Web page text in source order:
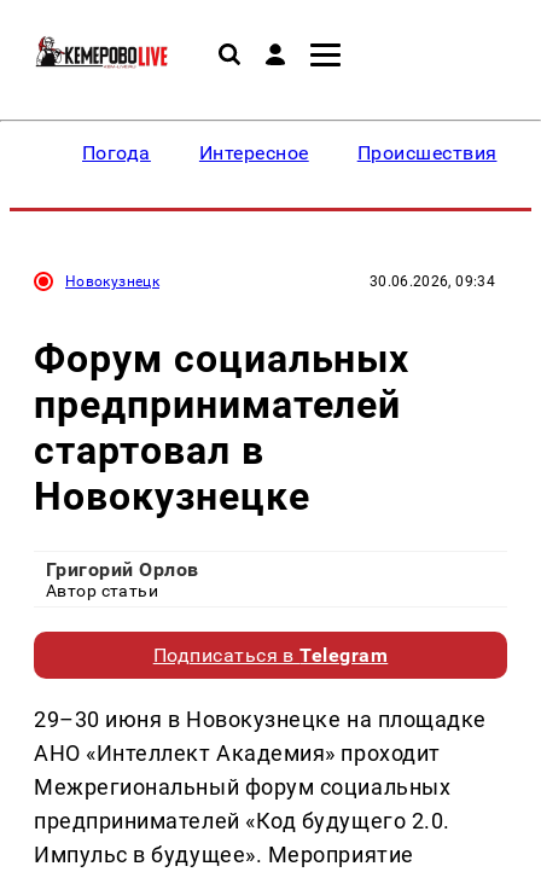
Погода Интересное Происшествия
Новокузнецк 30.06.2026, 09:34
Форум социальных
предпринимателей
стартовал в
Новокузнецке
Григорий Орлов
Автор статьи
Подписаться вTelegram
29–30 июня в Новокузнецке на площадке
АНО «Интеллект Академия» проходит
Межрегиональный форум социальных
предпринимателей «Код будущего 2.0.
Импульс в будущее». Мероприятие